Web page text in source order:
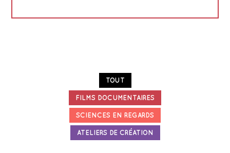
TOUT
FILMS DOCUMENTAIRES
SCIENCES EN REGARDS
ATELIERS DE CRÉATION